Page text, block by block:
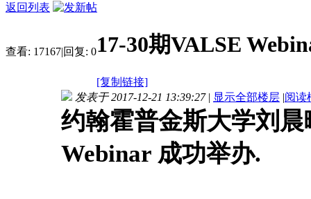
返回列表
查看: 17167|回复: 017-30期VALSE
[复制链接]
发表于 2017-12-21 13:39:27 | 显示全部楼层 |阅读
约翰霍普金斯大学刘
Webinar 成功举办.